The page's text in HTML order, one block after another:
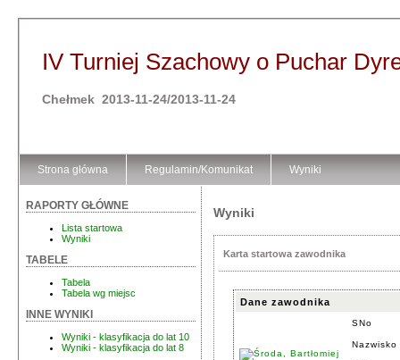
IV Turniej Szachowy o Puchar
Chełmek 2013-11-24/2013-11-24
Strona główna Regulamin/Komunikat Wyniki
RAPORTY GŁÓWNE
Lista startowa
Wyniki
TABELE
Tabela
Tabela wg miejsc
INNE WYNIKI
Wyniki - klasyfikacja do lat 10
Wyniki - klasyfikacja do lat 8
Wyniki
Karta startowa zawodnika
Dane zawodnika
SNo
Nazwisko